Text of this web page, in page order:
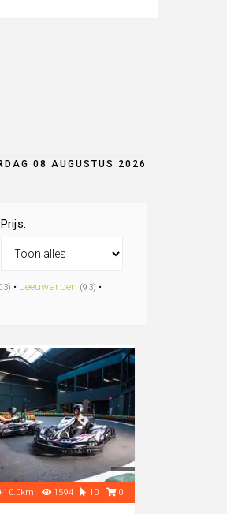
08 AUGUSTUS 2026
Prijs:
• Leeuwarden (93) •
1594 10 0